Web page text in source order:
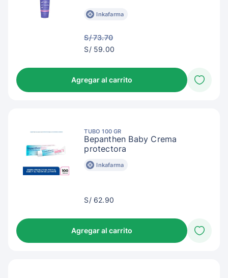
Inkafarma
S/ 73.70
S/
S/ 59.00
Agregar al carrito
TUBO 100 GR
Bepanthen Baby Crema
protectora
Inkafarma
S/
S/ 62.90
Agregar al carrito